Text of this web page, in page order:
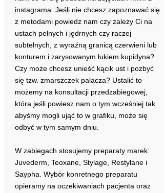
instagrama. Jeśli nie chcesz zapoznawać się
z metodami powiedz nam czy zależy Ci na
ustach pełnych i jędrnych czy raczej
subtelnych, z wyraźną granicą czerwieni lub
konturem i zarysowanym łukiem kupidyna?
Czy może chcesz unieść kącik ust i pozbyć
się tzw. zmarszczek palacza? Ustalić to
możemy na konsultacji przedzabiegowej,
która jeśli powiesz nam o tym wcześniej tak
abyśmy mogli ująć to w grafiku, może się
odbyć w tym samym dniu.
W zabiegach stosujemy preparaty marek:
Juvederm, Teoxane, Stylage, Restylane i
Saypha. Wybór konretnego preparatu
opieramy na oczekiwaniach pacjenta oraz